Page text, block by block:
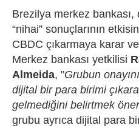
Brezilya merkez
“nihai” sonuçlarının
CBDC çıkarmaya karar
Merkez bankası yetkilisi
Almeida, "Grubun
dijital bir para birimi
gelmediğini belirtmek
grubu ayrıca dijital para